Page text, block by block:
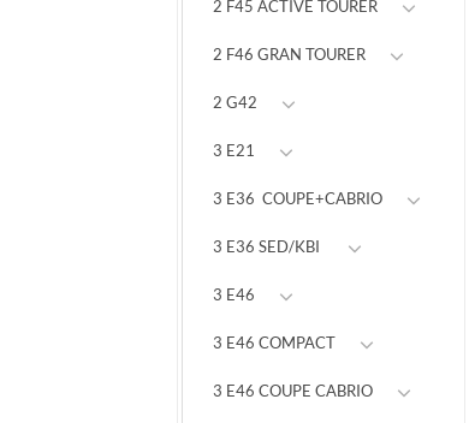
2 F45 ACTIVE TOURER
2 F46 GRAN TOURER
2 G42
3 E21
3 E36 COUPE+CABRIO
3 E36 SED/KBI
3 E46
3 E46 COMPACT
3 E46 COUPE CABRIO